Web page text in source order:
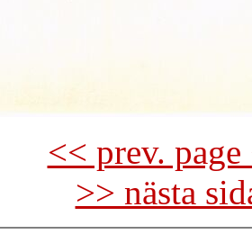
<< prev.
>> nästa